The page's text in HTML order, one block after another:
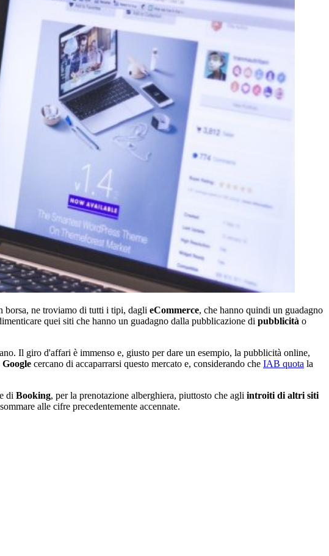
borsa, ne troviamo di tutti i tipi, dagli eCommerce, che hanno quindi un guadagno
quei siti che hanno un guadagno dalla pubblicazione di pubblicità o
Il giro d'affari è immenso e, giusto per dare un esempio, la pubblicità online,
Google cercano di accaparrarsi questo mercato e, considerando che IAB quota la
di Booking, per la prenotazione alberghiera, piuttosto che agli introiti di altri siti
alle cifre precedentemente accennate.